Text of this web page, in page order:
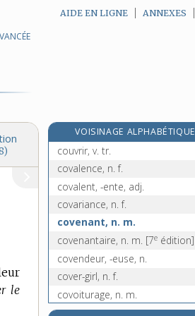
AIDE EN LIGNE ANNEXES
le
VOISINAGE ALPHABÉTIQUE
couvreur, n. m.
couvrir, v. tr.
covalence, n. f.
covalent, -ente, adj.
covariance, n. f.
covenant, n. m.
covenantaire, n. m. [7e édition]
covendeur, -euse, n.
cover-girl, n. f.
covoiturage, n. m.
cow-boy, n. m.